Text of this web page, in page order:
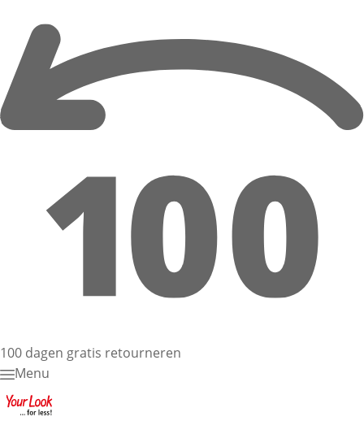
100 dagen gratis retourneren
Menu